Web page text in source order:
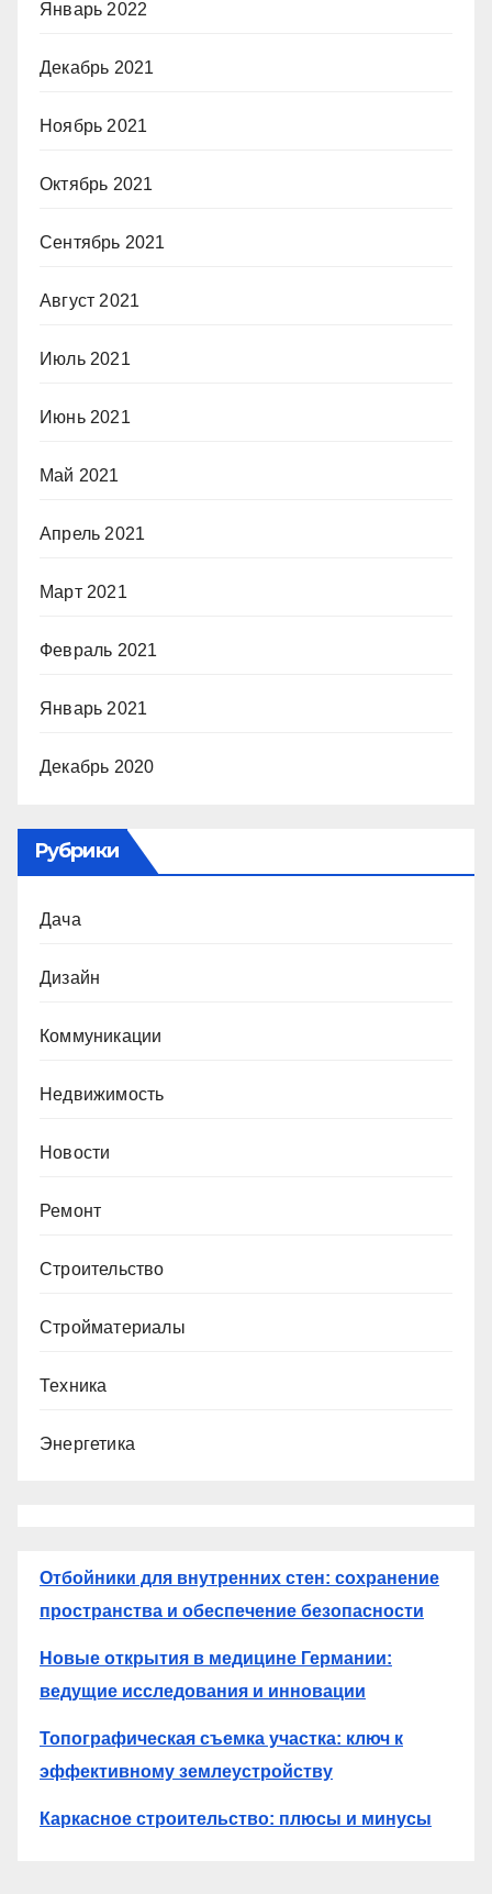
Январь 2022
Декабрь 2021
Ноябрь 2021
Октябрь 2021
Сентябрь 2021
Август 2021
Июль 2021
Июнь 2021
Май 2021
Апрель 2021
Март 2021
Февраль 2021
Январь 2021
Декабрь 2020
Рубрики
Дача
Дизайн
Коммуникации
Недвижимость
Новости
Ремонт
Строительство
Стройматериалы
Техника
Энергетика
Отбойники для внутренних стен: сохранение
пространства и обеспечение безопасности
Новые открытия в медицине Германии:
ведущие исследования и инновации
Топографическая съемка участка: ключ к
эффективному землеустройству
Каркасное строительство: плюсы и минусы